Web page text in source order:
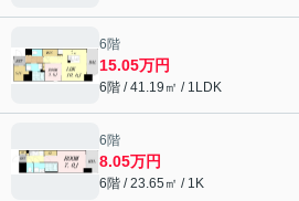
6階
15.05万円
6階 / 41.19㎡ / 1LDK
6階
8.05万円
6階 / 23.65㎡ / 1K